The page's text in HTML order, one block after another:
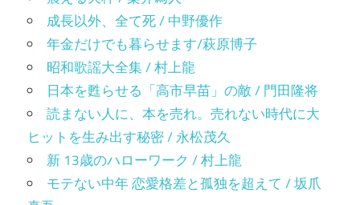
成長以外、全て死 / 中野優作
年金だけでも暮らせます/萩原博子
昭和歌謡大全集 / 村上龍
日本を甦らせる「高市早苗」の敵 / 門田隆将
読まない人に、本を売れ。売れない時代に大
ヒットを生み出す秘密 / 永松茂久
新 13歳のハローワーク / 村上龍
モテない中年 恋愛格差と孤独を超えて / 坂爪